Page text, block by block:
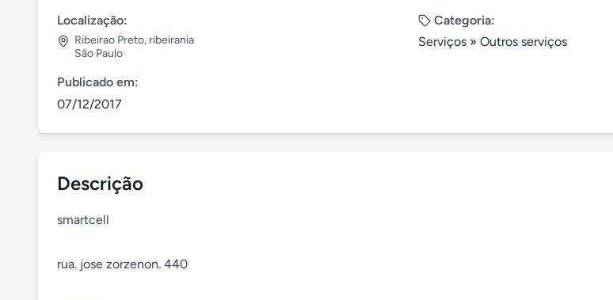
Localização:
Ribeirao Preto, ribeirania
São Paulo
Categoria:
Serviços » Outros serviços
Publicado em:
07/12/2017
Descrição
smartcell
rua. jose zorzenon. 440